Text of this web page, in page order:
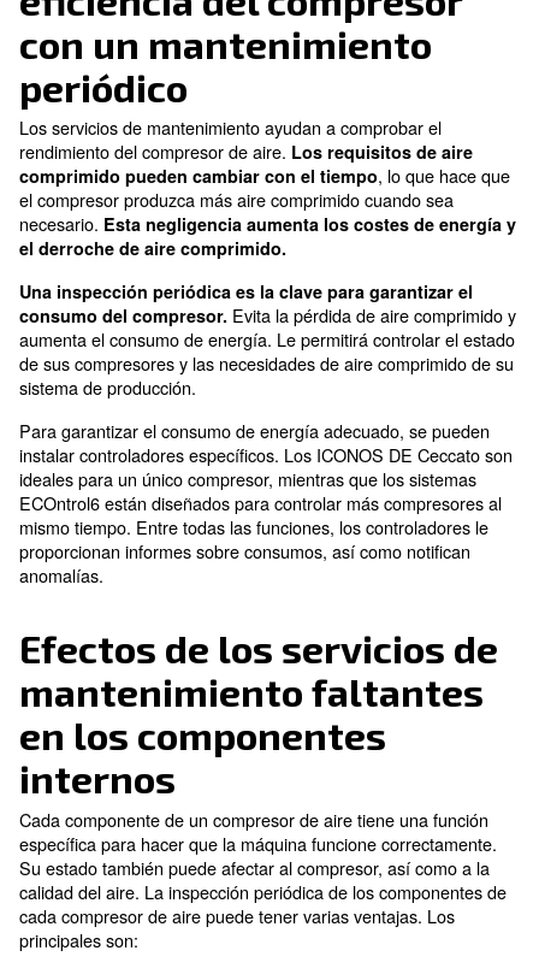
Todos nuestros servicios para hacer funcionar sus
problemas
Optimización de la
eficiencia del
con un mantenimiento
periódico
Los servicios de mantenimiento ayudan a comprobar
rendimiento del compresor de aire.
el compresor produzca más aire comprimido cuando
necesario.Esta negligencia aumenta los costes
el derroche de aire comprimido.
Una inspección periódica es la clave para
consumo del compresor.
aumenta el consumo de energía. Le permitirá
de sus compresores y las necesidades de aire
sistema de producción.
Para garantizar el consumo de energía adecuado,